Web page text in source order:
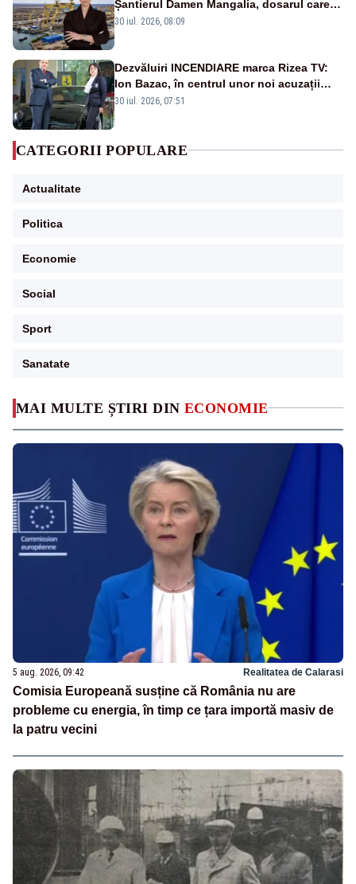
MAI MULTE ȘTIRI DIN ECONOMIE
5 aug. 2026, 09:42 Realitatea de Calarasi
Comisia Europeană susține că România nu are
probleme cu energia, în timp ce țara importă masiv de
la patru vecini
Șantierul Damen Mangalia, dosarul care
scufundă apărarea României
30 iul. 2026, 08:09
Dezvăluiri INCENDIARE marca Rizea TV:
Ion Bazac, în centrul unor noi acuzații
publice
30 iul. 2026, 07:51
CATEGORII POPULARE
Actualitate
Politica
Economie
Social
Sport
Sanatate